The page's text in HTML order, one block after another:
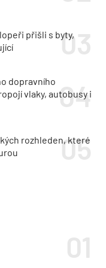
přišli s byty,
dopravního
vlaky, autobusy i
rozhleden, které